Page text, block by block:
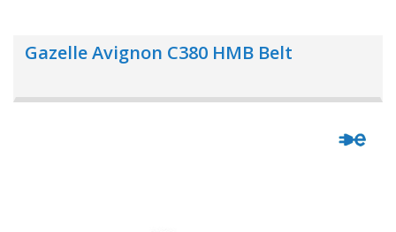
Gazelle Avignon C380 HMB Belt